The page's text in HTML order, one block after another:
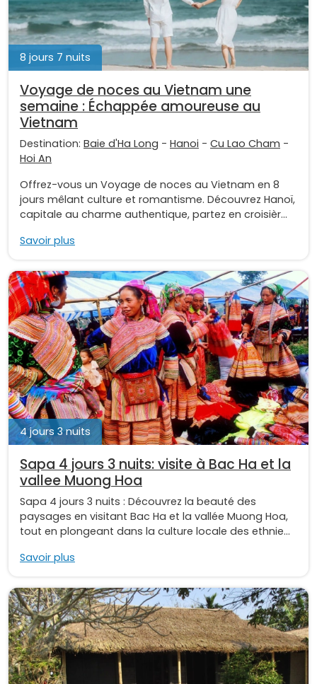
8 jours 7 nuits
Voyage de noces au Vietnam une
semaine : Échappée amoureuse au
Vietnam
Destination: Baie d'Ha Long - Hanoi - Cu Lao Cham -
Hoi An
Offrez-vous un Voyage de noces au Vietnam en 8
jours mêlant culture et romantisme. Découvrez Hanoï,
capitale au charme authentique, partez en croisièr...
Savoir plus
4 jours 3 nuits
Sapa 4 jours 3 nuits: visite à Bac Ha et la
vallee Muong Hoa
Sapa 4 jours 3 nuits : Découvrez la beauté des
paysages en visitant Bac Ha et la vallée Muong Hoa,
tout en plongeant dans la culture locale des ethnie...
Savoir plus